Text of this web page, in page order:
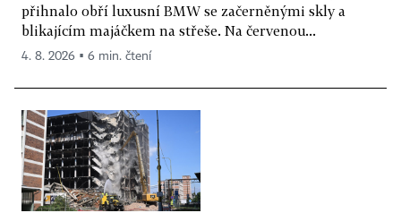
přihnalo obří luxusní BMW se začerněnými skly a
blikajícím majáčkem na střeše. Na červenou...
4. 8. 2026 ▪ 6 min. čtení